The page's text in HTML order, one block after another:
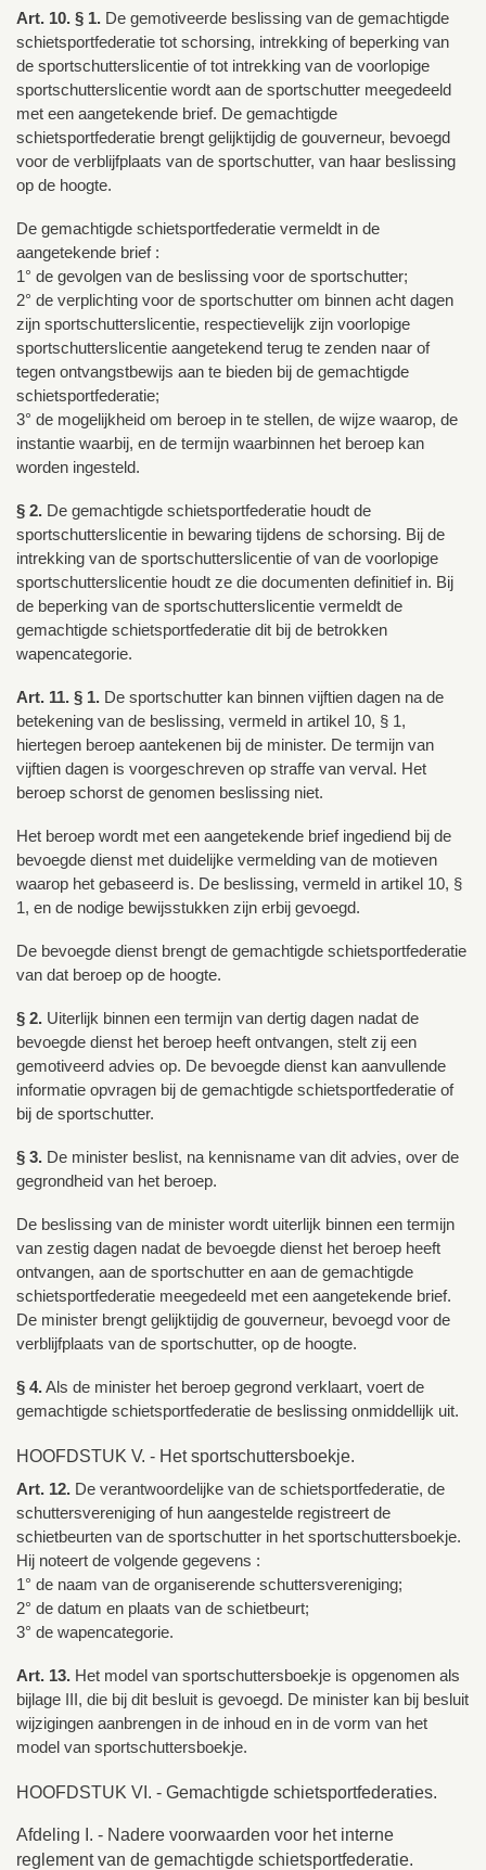
Art. 10. § 1. De gemotiveerde beslissing van de gemachtigde
schietsportfederatie tot schorsing, intrekking of beperking van
de sportschutterslicentie of tot intrekking van de voorlopige
sportschutterslicentie wordt aan de sportschutter meegedeeld
met een aangetekende brief. De gemachtigde
schietsportfederatie brengt gelijktijdig de gouverneur, bevoegd
voor de verblijfplaats van de sportschutter, van haar beslissing
op de hoogte.
De gemachtigde schietsportfederatie vermeldt in de
aangetekende brief :
1° de gevolgen van de beslissing voor de sportschutter;
2° de verplichting voor de sportschutter om binnen acht dagen
zijn sportschutterslicentie, respectievelijk zijn voorlopige
sportschutterslicentie aangetekend terug te zenden naar of
tegen ontvangstbewijs aan te bieden bij de gemachtigde
schietsportfederatie;
3° de mogelijkheid om beroep in te stellen, de wijze waarop, de
instantie waarbij, en de termijn waarbinnen het beroep kan
worden ingesteld.
§ 2. De gemachtigde schietsportfederatie houdt de
sportschutterslicentie in bewaring tijdens de schorsing. Bij de
intrekking van de sportschutterslicentie of van de voorlopige
sportschutterslicentie houdt ze die documenten definitief in. Bij
de beperking van de sportschutterslicentie vermeldt de
gemachtigde schietsportfederatie dit bij de betrokken
wapencategorie.
Art. 11. § 1. De sportschutter kan binnen vijftien dagen na de
betekening van de beslissing, vermeld in artikel 10, § 1,
hiertegen beroep aantekenen bij de minister. De termijn van
vijftien dagen is voorgeschreven op straffe van verval. Het
beroep schorst de genomen beslissing niet.
Het beroep wordt met een aangetekende brief ingediend bij de
bevoegde dienst met duidelijke vermelding van de motieven
waarop het gebaseerd is. De beslissing, vermeld in artikel 10, §
1, en de nodige bewijsstukken zijn erbij gevoegd.
De bevoegde dienst brengt de gemachtigde schietsportfederatie
van dat beroep op de hoogte.
§ 2. Uiterlijk binnen een termijn van dertig dagen nadat de
bevoegde dienst het beroep heeft ontvangen, stelt zij een
gemotiveerd advies op. De bevoegde dienst kan aanvullende
informatie opvragen bij de gemachtigde schietsportfederatie of
bij de sportschutter.
§ 3. De minister beslist, na kennisname van dit advies, over de
gegrondheid van het beroep.
De beslissing van de minister wordt uiterlijk binnen een termijn
van zestig dagen nadat de bevoegde dienst het beroep heeft
ontvangen, aan de sportschutter en aan de gemachtigde
schietsportfederatie meegedeeld met een aangetekende brief.
De minister brengt gelijktijdig de gouverneur, bevoegd voor de
verblijfplaats van de sportschutter, op de hoogte.
§ 4.Als de minister het beroep gegrond verklaart, voert de
gemachtigde schietsportfederatie de beslissing onmiddellijk uit.
HOOFDSTUK V. - Het sportschuttersboekje.
Art. 12. De verantwoordelijke van de schietsportfederatie, de
schuttersvereniging of hun aangestelde registreert de
schietbeurten van de sportschutter in het sportschuttersboekje.
Hij noteert de volgende gegevens :
1° de naam van de organiserende schuttersvereniging;
2° de datum en plaats van de schietbeurt;
3° de wapencategorie.
Art. 13. Het model van sportschuttersboekje is opgenomen als
bijlage III, die bij dit besluit is gevoegd. De minister kan bij besluit
wijzigingen aanbrengen in de inhoud en in de vorm van het
model van sportschuttersboekje.
HOOFDSTUK VI. - Gemachtigde schietsportfederaties.
Afdeling I. - Nadere voorwaarden voor het interne
reglement van de gemachtigde schietsportfederatie.